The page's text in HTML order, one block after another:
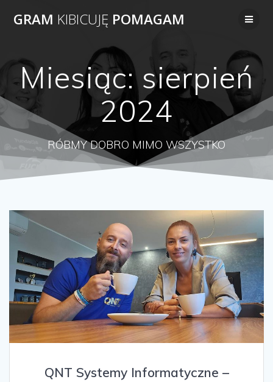
do
GRAM KIBICUJĘ POMAGAM
Miesiąc:sierpień
2024
RÓBMY DOBRO MIMO WSZYSTKO
QNT Systemy Informatyczne –